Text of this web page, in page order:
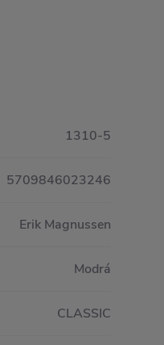
1310-5
5709846023246
Erik Magnussen
Modrá
CLASSIC